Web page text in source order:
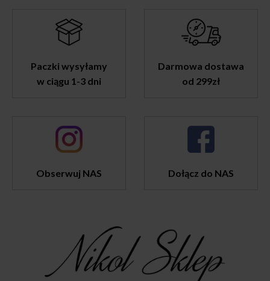
Paczki wysyłamy
w ciągu 1-3 dni
Darmowa dostawa
od 299zł
Obserwuj NAS Dołącz do NAS